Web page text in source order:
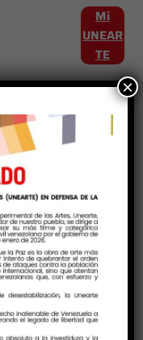
Mi
UNEAR
TE
×